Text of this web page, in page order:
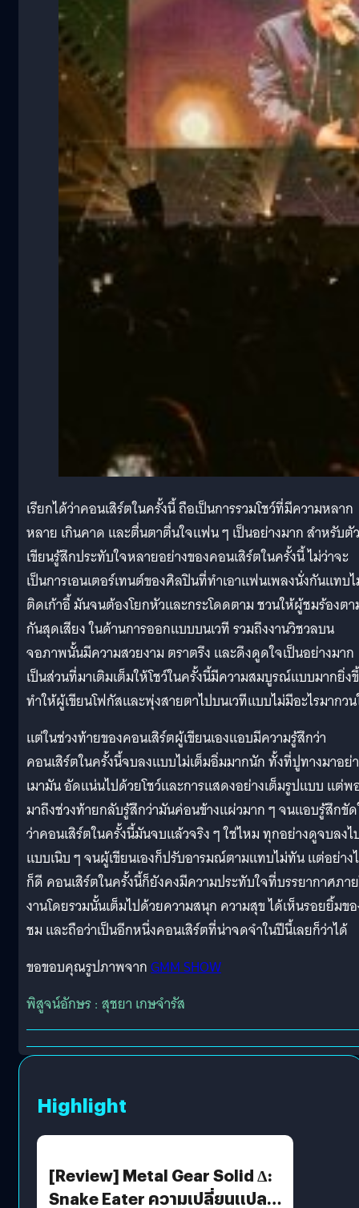
เรียกได้ว่าคอนเสิร์ตในครั้งนี้ ถือเป็นการรวมโชว์ที่มีความหลาก
หลาย เกินคาด และตื่นตาตื่นใจแฟน ๆ เป็นอย่างมาก สำหรับตั
เขียนรู้สึกประทับใจหลายอย่างของคอนเสิร์ตในครั้งนี้ ไม่ว่าจะ
เป็นการเอนเตอร์เทนต์ของศิลปินที่ทำเอาแฟนเพลงนั่งกันแทบ
ติดเก้าอี้ มันจนต้องโยกหัวและกระโดดตาม ชวนให้ผู้ชมร้องต
กันสุดเสียง ในด้านการออกแบบบนเวที รวมถึงงานวิชวลบน
จอภาพนั้นมีความสวยงาม ตราตรึง และดึงดูดใจเป็นอย่างมาก
เป็นส่วนที่มาเติมเต็มให้โชว์ในครั้งนี้มีความสมบูรณ์แบบมากยิ่ง
ทำให้ผู้เขียนโฟกัสและพุ่งสายตาไปบนเวทีแบบไม่มีอะไรมากว
แต่ในช่วงท้ายของคอนเสิร์ตผู้เขียนเองแอบมีความรู้สึกว่า
คอนเสิร์ตในครั้งนี้จบลงแบบไม่เต็มอิ่มมากนัก ทั้งที่ปูทางมาอย่
เมามัน อัดแน่นไปด้วยโชว์และการแสดงอย่างเต็มรูปแบบ แต่พ
มาถึงช่วงท้ายกลับรู้สึกว่ามันค่อนข้างแผ่วมาก ๆ จนแอบรู้สึกขั
ว่าคอนเสิร์ตในครั้งนี้มันจบแล้วจริง ๆ ใช่ไหม ทุกอย่างดูจบลงไ
แบบเนิบ ๆ จนผู้เขียนเองก็ปรับอารมณ์ตามแทบไม่ทัน แต่อย่าง
ก็ดี คอนเสิร์ตในครั้งนี้ก็ยังคงมีความประทับใจที่บรรยากาศภา
งานโดยรวมนั้นเต็มไปด้วยความสนุก ความสุข ได้เห็นรอยยิ้มข
ชม และถือว่าเป็นอีกหนึ่งคอนเสิร์ตที่น่าจดจำในปีนี้เลยก็ว่าได้
ขอขอบคุณรูปภาพจากGMM SHOW
พิสูจน์อักษร : สุชยา เกษจำรัส
Highlight
[Review] Metal Gear Solid Δ:
Snake Eater ความเปลี่ยนแปลง